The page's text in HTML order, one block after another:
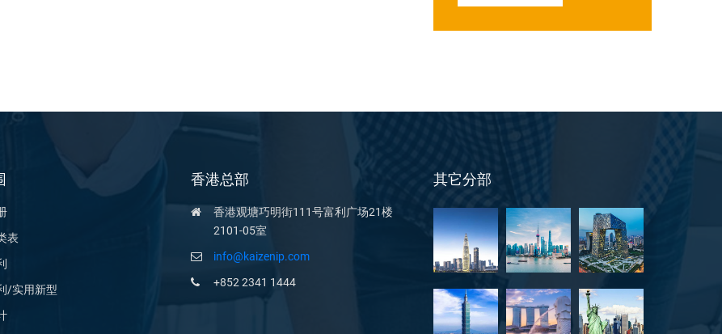
表
/实用新型
香港总部
香港观塘巧明街111号富利广场21楼
2101-05室
info@kaizenip.com
+852 2341 1444
其它分部